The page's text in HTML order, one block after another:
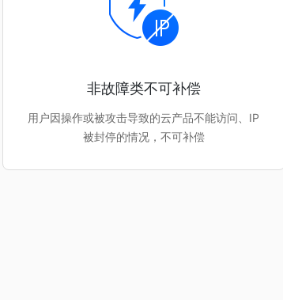
非故障类不可补偿
用户因操作或被攻击导致的云产品不能访问、IP
被封停的情况，不可补偿